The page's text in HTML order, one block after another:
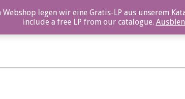
legen wir eine Gratis-LP aus unserem
include a free LP from our catalogue.